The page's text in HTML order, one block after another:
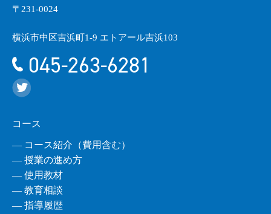
〒231-0024
横浜市中区吉浜町1-9 エトアール吉浜103
045-263-6281
コース
― コース紹介（費用含む）
― 授業の進め方
― 使用教材
― 教育相談
― 指導履歴